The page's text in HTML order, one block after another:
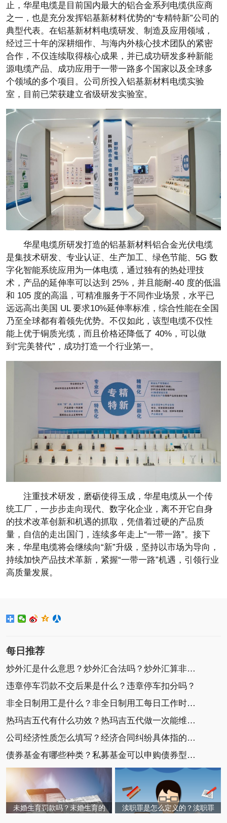
止，华星电缆是目前国内最大的铝合金系列电缆供应商
之一，也是充分发挥铝基新材料优势的“专精特新”公司的
典型代表。在铝基新材料电缆研发、制造及应用领域，
经过三十年的深耕细作、与海内外核心技术团队的紧密
合作，不仅连续取得核心成果，并已成功研发多种新能
源电缆产品、成功应用于一带一路多个国家以及全球多
个领域的多个项目。公司所投入铝基新材料电缆实验
室，目前已荣获建立省级研发实验室。
华星电缆所研发打造的铝基新材料铝合金光伏电缆
是集技术研发、专业认证、生产加工、绿色节能、5G 数
字化智能系统应用为一体电缆，通过独有的热处理技
术，产品的延伸率可以达到 25%，并且能耐-40 度的低温
和 105 度的高温，可精准服务于不同作业场景，水平已
远远高出美国 UL 要求10%延伸率标准，综合性能在全国
乃至全球都有着领先优势。不仅如此，该型电缆不仅性
能上优于铜质光缆，而且价格还降低了 40%，可以做
到“完美替代”，成功打造一个行业第一。
注重技术研发，磨砺使得玉成，华星电缆从一个传
统工厂，一步步走向现代、数字化企业，离不开它自身
的技术改革创新和机遇的抓取，凭借着过硬的产品质
量，自信的走出国门，连续多年走上“一带一路”。接下
来，华星电缆将会继续向“新”升级，坚持以市场为导向，
持续加快产品技术革新，紧握“一带一路”机遇，引领行业
高质量发展。
每日推荐
炒外汇是什么意思？炒外汇合法吗？炒外汇算非法集
违章停车罚款不交后果是什么？违章停车扣分吗？
非全日制用工是什么？非全日制用工每日工作时间不
热玛吉五代有什么功效？热玛吉五代做一次能维持多
公司经济性质怎么填写？经济合同纠纷具体指的是什
债券基金有哪些种类？私募基金可以申购债券型基金
未婚生育罚款吗？未婚生育的 渎职罪是怎么定义的？渎职罪